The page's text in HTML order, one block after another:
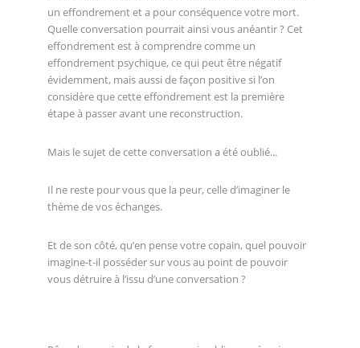
un effondrement et a pour conséquence votre mort.
Quelle conversation pourrait ainsi vous anéantir ? Cet
effondrement est à comprendre comme un
effondrement psychique, ce qui peut être négatif
évidemment, mais aussi de façon positive si l’on
considère que cette effondrement est la première
étape à passer avant une reconstruction.
Mais le sujet de cette conversation a été oublié...
Il ne reste pour vous que la peur, celle d’imaginer le
thème de vos échanges.
Et de son côté, qu’en pense votre copain, quel pouvoir
imagine-t-il posséder sur vous au point de pouvoir
vous détruire à l’issu d’une conversation ?